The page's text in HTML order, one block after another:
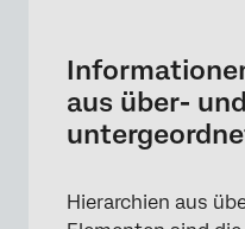
aus über- und
Hierarchien aus